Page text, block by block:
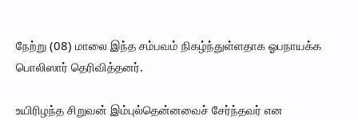
நேற்று (08) மாலை இந்த சம்பவம் நிகழ்ந்துள்ளதாக ஓபநாயக்க
பொலிஸார் தெரிவித்தனர்.
உயிரிழந்த சிறுவன் இம்புல்தென்னவைச் சேர்ந்தவர் என